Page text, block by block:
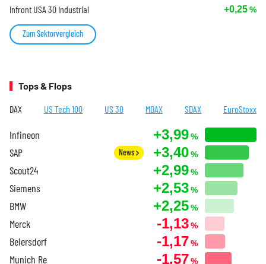
Infront USA 30 Industrial +0,25%
Zum Sektorvergleich
Tops & Flops
DAX US Tech 100 US 30 MDAX SDAX EuroStoxx
Infineon +3,99%
SAP News +3,40%
Scout24 +2,99%
Siemens +2,53%
BMW +2,25%
Merck -1,13%
Beiersdorf -1,17%
Munich Re -1,57%